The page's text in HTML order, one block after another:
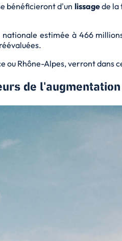
bénéficieront d'un lissagede la
estimée à 466
ou Rhône-Alpes, verront dans
de